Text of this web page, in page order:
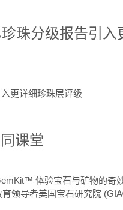
珠分级报告引
更详细珍珠层评级
课堂
体验宝石与矿物的奇
领导者美国宝石研究院